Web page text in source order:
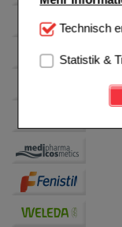
Technisch
Website
Kundenkonto),
werden kann.
beispielsweise
Besuchers
anzupassen.
anzuzeigen
Technisch
Statistik &